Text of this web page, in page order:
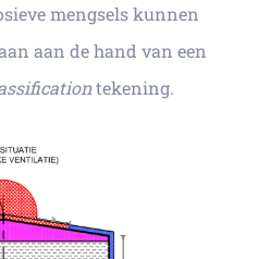
mengsels kunnen
aan de hand van een
tekening.